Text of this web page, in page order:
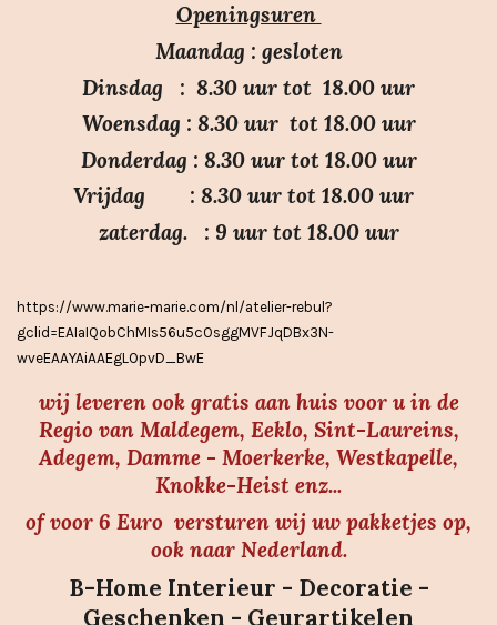
e
n
e
n
e
n
e
n
e
n
Openingsuren
Maandag : gesloten
Dinsdag : 8.30 uur tot 18.00 uur
Woensdag : 8.30 uur tot 18.00 uur
Donderdag : 8.30 uur tot 18.00 uur
Vrijdag : 8.30 uur tot 18.00 uur
zaterdag. : 9 uur tot 18.00 uur
https://www.marie-marie.com/nl/atelier-rebul?
gclid=EAIaIQobChMIs56u5cOsggMVFJqDBx3N-
wveEAAYAiAAEgLOpvD_BwE
wij leveren ook gratis aan huis voor u in de
Regio van Maldegem, Eeklo, Sint-Laureins,
Adegem, Damme - Moerkerke, Westkapelle,
Knokke-Heist enz...
of voor 6 Euro versturen wij uw pakketjes op,
ook naar Nederland.
B-Home Interieur - Decoratie -
Geschenken - Geurartikelen